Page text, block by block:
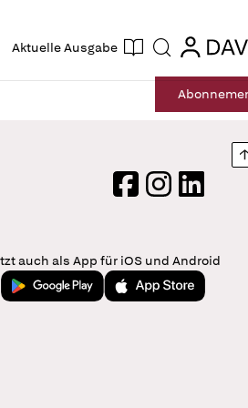
Aktuelle Ausgabe Suche login
login
Abo
FacebookInstagram
LinkedIn
auch als App für iOS und Android
Jetzt bei Google PlayLaden im App Store